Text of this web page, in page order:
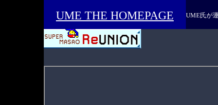
UME THE HOMEPAGE UME氏が